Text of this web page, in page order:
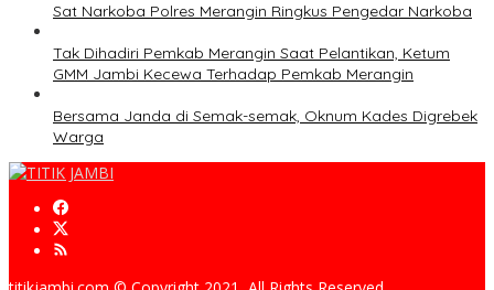
Sat Narkoba Polres Merangin Ringkus Pengedar Narkoba
Tak Dihadiri Pemkab Merangin Saat Pelantikan, Ketum
GMM Jambi Kecewa Terhadap Pemkab Merangin
Bersama Janda di Semak-semak, Oknum Kades Digrebek
Warga